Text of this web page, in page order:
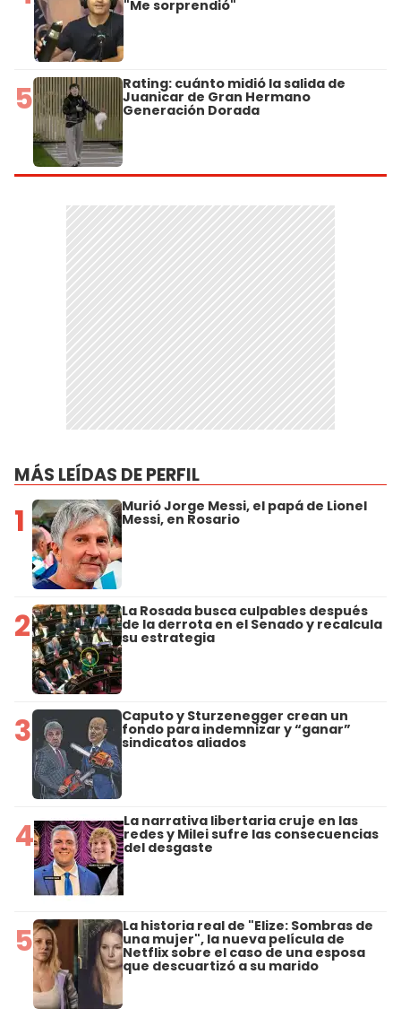
"Me sorprendió"
5 Rating: cuánto midió la salida de
Juanicar de Gran Hermano
Generación Dorada
MÁS LEÍDAS DE PERFIL
1 Murió Jorge Messi, el papá de Lionel
Messi, en Rosario
2 La Rosada busca culpables después
de la derrota en el Senado y recalcula
su estrategia
3 Caputo y Sturzenegger crean un
fondo para indemnizar y “ganar”
sindicatos aliados
4 La narrativa libertaria cruje en las
redes y Milei sufre las consecuencias
del desgaste
5 La historia real de "Elize: Sombras de
una mujer", la nueva película de
Netflix sobre el caso de una esposa
que descuartizó a su marido